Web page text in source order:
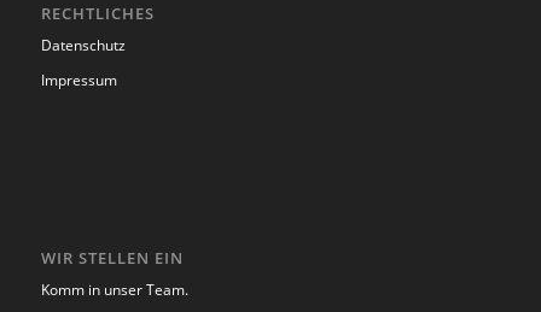
RECHTLICHES
Datenschutz
Impressum
WIR STELLEN EIN
Komm in unser Team.